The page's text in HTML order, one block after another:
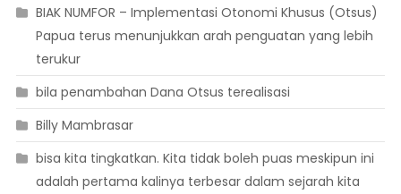
BIAK NUMFOR – Implementasi Otonomi Khusus (Otsus)
Papua terus menunjukkan arah penguatan yang lebih
terukur
bila penambahan Dana Otsus terealisasi
Billy Mambrasar
bisa kita tingkatkan. Kita tidak boleh puas meskipun ini
adalah pertama kalinya terbesar dalam sejarah kita